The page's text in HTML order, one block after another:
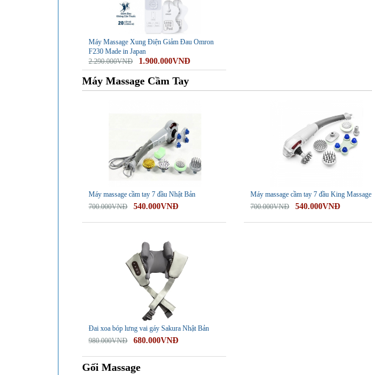
Máy Massage Xung Điện Giảm Đau Omron
F230 Made in Japan
2.290.000VNĐ
1.900.000VNĐ
Máy Massage Cầm Tay
Máy massage cầm tay 7 đầu Nhật Bản
700.000VNĐ
540.000VNĐ
Máy massage cầm tay 7 đầu King Massage
700.000VNĐ
540.000VNĐ
Đai xoa bóp lưng vai gáy Sakura Nhật Bản
980.000VNĐ
680.000VNĐ
Gối Massage